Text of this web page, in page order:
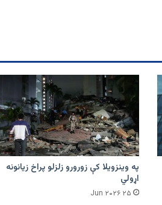
په وینزویلا کې زورورو زلزلو پراخ زیانونه
اړولي
۲۵ Jun ۲۰۲۶